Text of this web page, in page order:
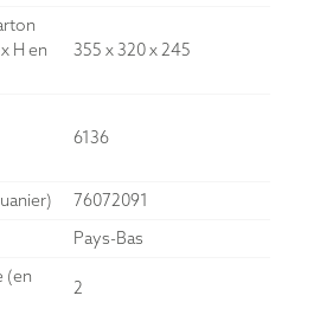
H en
355 x 320 x 245
6136
76072091
Pays-Bas
(en
2